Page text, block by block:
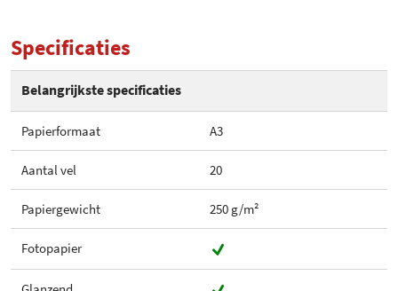
Specificaties
Belangrijkste specificaties
Papierformaat A3
Aantal vel 20
Papiergewicht 250 g/m²
Fotopapier